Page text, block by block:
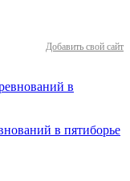
Добавить свой сайт
в пятиборье